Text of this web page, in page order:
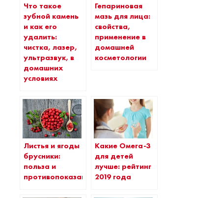
Что такое
зубной камень
и как его
удалить:
чистка, лазер,
ультразвук, в
домашних
условиях
Гепариновая
мазь для лица:
свойства,
применение в
домашней
косметологии
Листья и ягоды
брусники:
польза и
противопоказания
Какие Омега-3
для детей
лучше: рейтинг
2019 года